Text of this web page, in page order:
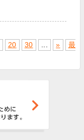
20 30 »
最